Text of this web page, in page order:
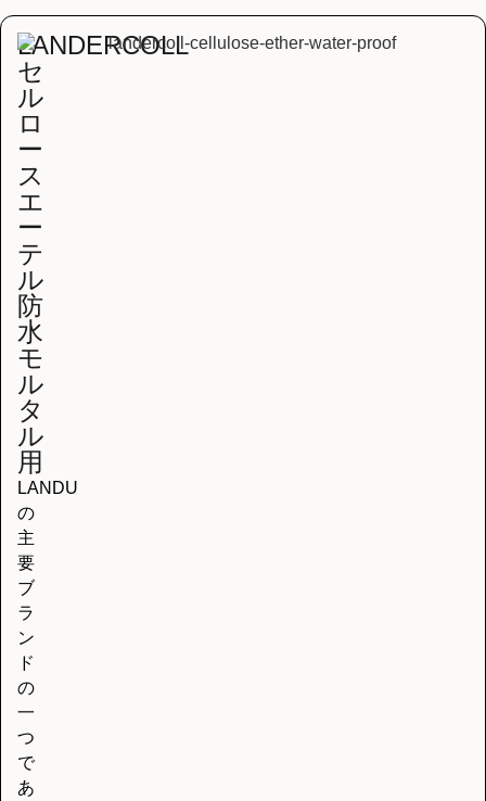
LANDERCOLL
セ
ル
ロ
ー
ス
エ
ー
テ
ル
防
水
モ
ル
タ
ル
用
LANDU
の
主
要
ブ
ラ
ン
ド
の
一
つ
で
あ